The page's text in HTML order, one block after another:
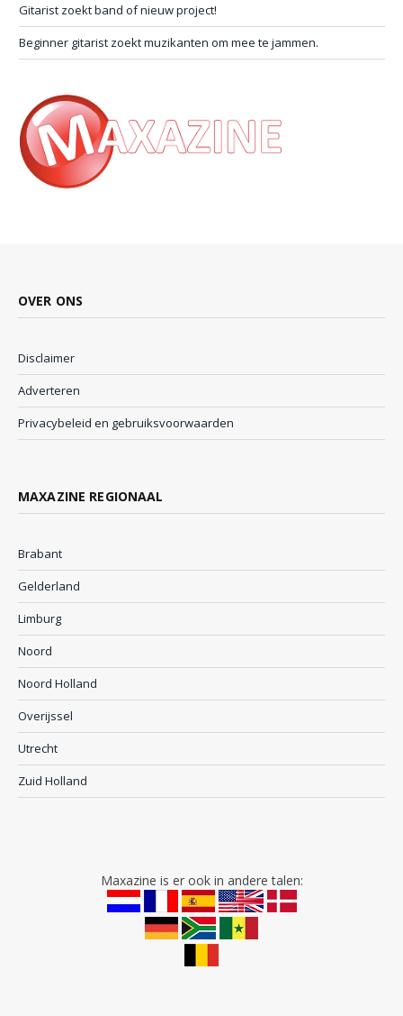
Gitarist zoekt band of nieuw project!
Beginner gitarist zoekt muzikanten om mee te jammen.
OVER ONS
Disclaimer
Adverteren
Privacybeleid en gebruiksvoorwaarden
MAXAZINE REGIONAAL
Brabant
Gelderland
Limburg
Noord
Noord Holland
Overijssel
Utrecht
Zuid Holland
Maxazine is er ook in andere talen: